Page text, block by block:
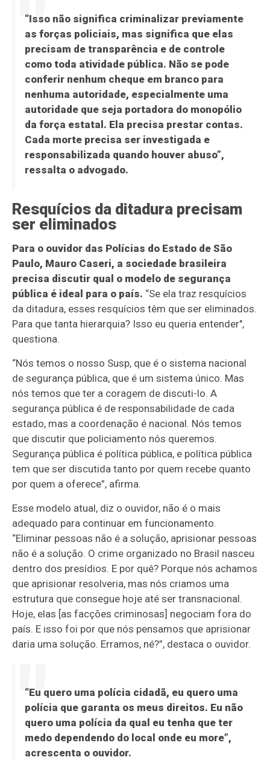
“Isso não significa criminalizar previamente
as forças policiais, mas significa que elas
precisam de transparência e de controle
como toda atividade pública. Não se pode
conferir nenhum cheque em branco para
nenhuma autoridade, especialmente uma
autoridade que seja portadora do monopólio
da força estatal. Ela precisa prestar contas.
Cada morte precisa ser investigada e
responsabilizada quando houver abuso”,
ressalta o advogado.
Resquícios da ditadura precisam
ser eliminados
Para o ouvidor das Polícias do Estado de São
Paulo, Mauro Caseri, a sociedade brasileira
precisa discutir qual o modelo de segurança
pública é ideal para o país. “Se ela traz resquícios
da ditadura, esses resquícios têm que ser eliminados.
Para que tanta hierarquia? Isso eu queria entender",
questiona.
“Nós temos o nosso Susp, que é o sistema nacional
de segurança pública, que é um sistema único. Mas
nós temos que ter a coragem de discuti-lo. A
segurança pública é de responsabilidade de cada
estado, mas a coordenação é nacional. Nós temos
que discutir que policiamento nós queremos.
Segurança pública é política pública, e política pública
tem que ser discutida tanto por quem recebe quanto
por quem a oferece”, afirma.
Esse modelo atual, diz o ouvidor, não é o mais
adequado para continuar em funcionamento.
“Eliminar pessoas não é a solução, aprisionar pessoas
não é a solução. O crime organizado no Brasil nasceu
dentro dos presídios. E por quê? Porque nós achamos
que aprisionar resolveria, mas nós criamos uma
estrutura que consegue hoje até ser transnacional.
Hoje, elas [as facções criminosas] negociam fora do
país. E isso foi por que nós pensamos que aprisionar
daria uma solução. Erramos, né?”, destaca o ouvidor.
“Eu quero uma polícia cidadã, eu quero uma
polícia que garanta os meus direitos. Eu não
quero uma polícia da qual eu tenha que ter
medo dependendo do local onde eu more”,
acrescenta o ouvidor.